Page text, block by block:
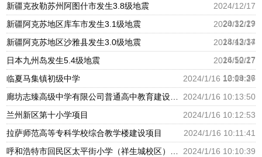
新疆克孜勒苏州阿图什市发生3.8级地震
2024/12/17
20:32:29
新疆阿克苏地区库车市发生3.1级地震
2024/12/17
18:43:34
新疆阿克苏地区沙雅县发生3.0级地震
2024/12/17
16:50:27
日本九州岛发生5.4级地震
2024/12/17
12:09:36
临夏马集镇初级中学
2024/1/16 10:14:27
廊坊志臻高级中学有限公司普通高中教育建设项目 2024/1/16 10:13:50
兰州新区第十小学项目
2024/1/16 10:12:53
拉萨师范高等专科学校综合教学楼建设项目
2024/1/16 10:11:41
呼和浩特市回民区太平街小学（祥生城校区）建设项目 2024/1/16 10:10:39